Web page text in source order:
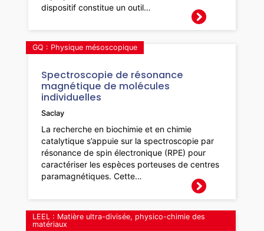
dispositif constitue un outil…
Spectroscopie de résonance
magnétique de molécules
individuelles
GQ : Physique mésoscopique
Saclay
La recherche en biochimie et en chimie
catalytique s’appuie sur la spectroscopie par
résonance de spin électronique (RPE) pour
caractériser les espèces porteuses de centres
paramagnétiques. Cette…
LEEL : Matière ultra-divisée, physico-chimie des
matériaux